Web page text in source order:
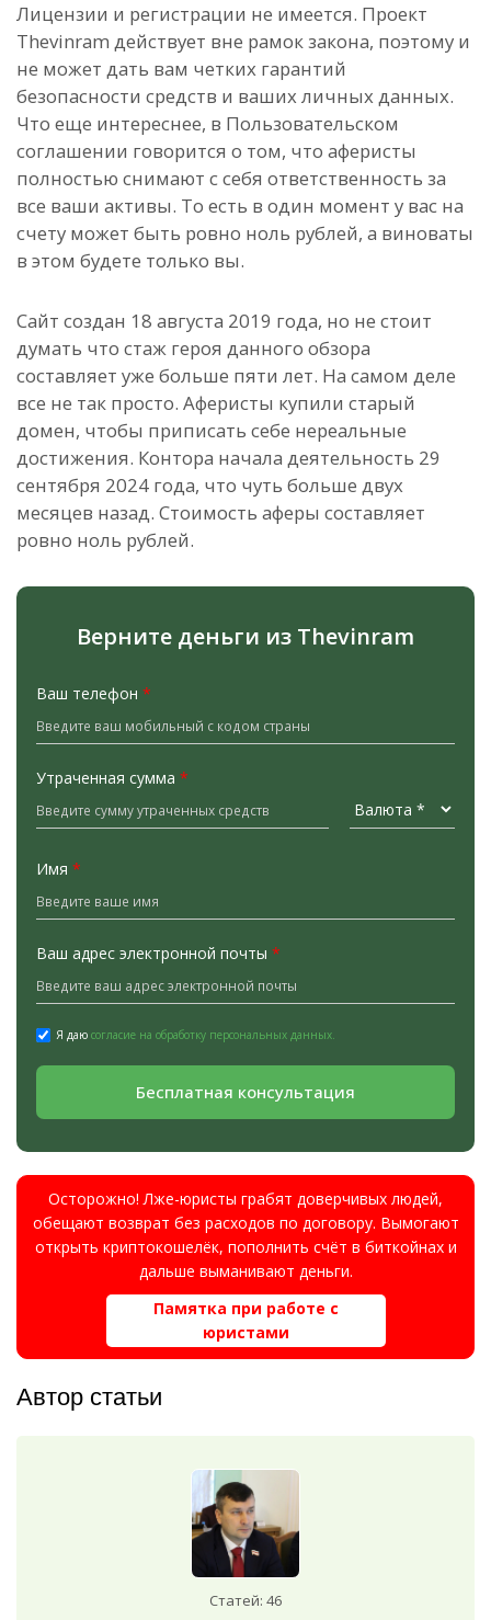
Лицензии и регистрации не имеется. Проект
Thevinram действует вне рамок закона, поэтому и
не может дать вам четких гарантий
безопасности средств и ваших личных данных.
Что еще интереснее, в Пользовательском
соглашении говорится о том, что аферисты
полностью снимают с себя ответственность за
все ваши активы. То есть в один момент у вас на
счету может быть ровно ноль рублей, а виноваты
в этом будете только вы.
Сайт создан 18 августа 2019 года, но не стоит
думать что стаж героя данного обзора
составляет уже больше пяти лет. На самом деле
все не так просто. Аферисты купили старый
домен, чтобы приписать себе нереальные
достижения. Контора начала деятельность 29
сентября 2024 года, что чуть больше двух
месяцев назад. Стоимость аферы составляет
ровно ноль рублей.
Верните деньги из Thevinram
Ваш телефон *
Утраченная сумма *
Имя *
Ваш адрес электронной почты *
Я даю согласие на обработку персональных данных.
Бесплатная консультация
Осторожно! Лже-юристы грабят доверчивых людей,
обещают возврат без расходов по договору. Вымогают
открыть криптокошелёк, пополнить счёт в биткойнах и
дальше выманивают деньги.
Памятка при работе с
юристами
Автор статьи
Статей: 46